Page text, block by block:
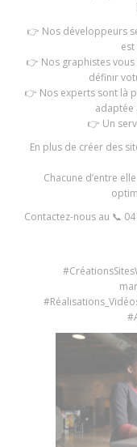
👉 Nos développeurs
👉 Nos graphistes
définir
👉 Nos experts sont là
adaptée
👉 Un
En plus de créer des
Chacune d’entre
Contactez-nous au 📞